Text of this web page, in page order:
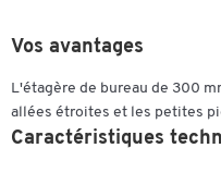
Vos avantages
L'étagère de bureau de 300
allées étroites et les petites
Caractéristiques